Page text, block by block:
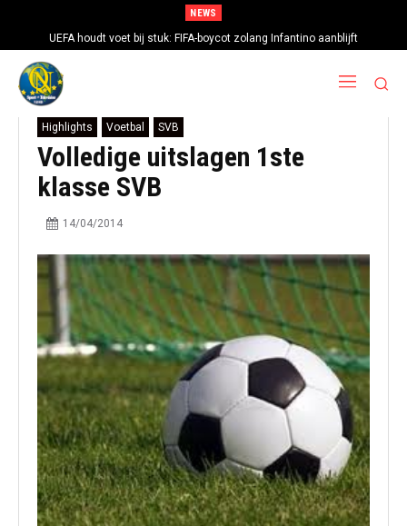
NEWS
UEFA houdt voet bij stuk: FIFA-boycot zolang Infantino aanblijft
Highlights Voetbal SVB
Volledige uitslagen 1ste
klasse SVB
14/04/2014